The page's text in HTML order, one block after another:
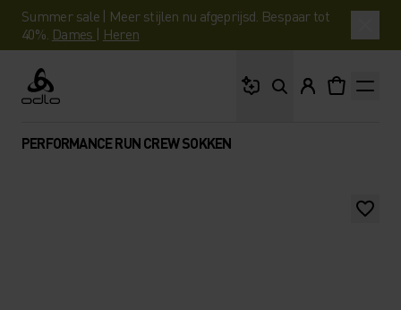
Summer sale | Meer stijlen nu afgeprijsd. Bespaar tot
40%. Dames | Heren
Odlo
PERFORMANCE RUN CREW SOKKEN